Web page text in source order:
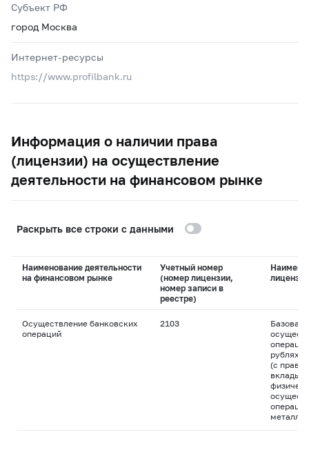
Субъект РФ
город Москва
Интернет-ресурсы
https://www.profilbank.ru
Информация о наличии права
(лицензии) на осуществление
деятельности на финансовом рынке
Раскрыть все строки с данными
Наименование деятельности
на финансовом рынке
Учетный номер
(номер лицензии,
номер записи в
реестре)
лицензии
Осуществление банковских
операций
2103
Базовая
рублях и
(с
вклады